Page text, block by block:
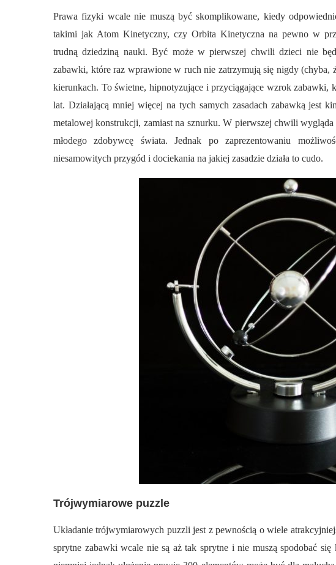
Prawa fizyki wcale nie muszą być skomplikowane, kiedy
takimi jak Atom Kinetyczny, czy Orbita Kinetyczna na pewno w
trudną dziedziną nauki. Być może w pierwszej chwili dzieci nie
zabawki, które raz wprawione w ruch nie zatrzymują się nigdy (chyba,
kierunkach. To świetne, hipnotyzujące i przyciągające wzrok zabawki,
lat. Działającą mniej więcej na tych samych zasadach zabawką jest
metalowej konstrukcji, zamiast na sznurku. W pierwszej chwili
młodego zdobywcę świata. Jednak po zaprezentowaniu
niesamowitych przygód i dociekania na jakiej zasadzie działa to cudo.
Trójwymiarowe puzzle
Układanie trójwymiarowych puzzli jest z pewnością o wiele
sprytne zabawki wcale nie są aż tak sprytne i nie muszą spodobać